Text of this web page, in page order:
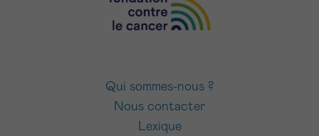
Qui sommes-nous ?
Nous contacter
Lexique